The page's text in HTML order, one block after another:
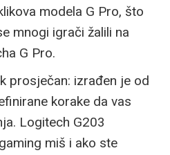
modela G Pro, što
mnogi igrači žalili na
G Pro.
prosječan: izrađen je od
korake da vas
Logitech G203
miš i ako ste